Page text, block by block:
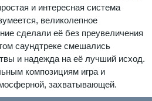
и интересная система
великолепное
сделали её без преувеличения
саундтреке смешались
и надежда на её лучший исход.
композициям игра и
захватывающей.